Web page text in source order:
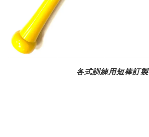
各式訓練用短棒訂製